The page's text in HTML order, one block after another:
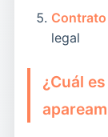
legal
¿Cuál